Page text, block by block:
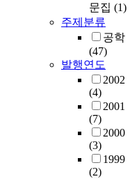
문집 (1)
주제분류
공학
(47)
발행연도
2002
(4)
2001
(7)
2000
(3)
1999
(2)